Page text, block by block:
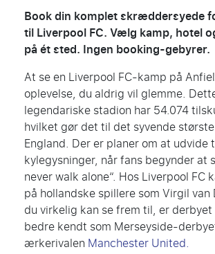
Book din komplet skræddersyede
til Liverpool FC. Vælg kamp, hotel
på ét sted. Ingen booking-gebyrer.
At se en Liverpool FC-kamp på
oplevelse, du aldrig vil glemme.
legendariske stadion har 54.074
hvilket gør det til det syvende
England. Der er planer om at udvide
kylegysninger, når fans begynder at
never walk alone“. Hos Liverpool FC
på hollandske spillere som Virgil van
du virkelig kan se frem til, er
bedre kendt som Merseyside-
ærkerivalen Manchester United.